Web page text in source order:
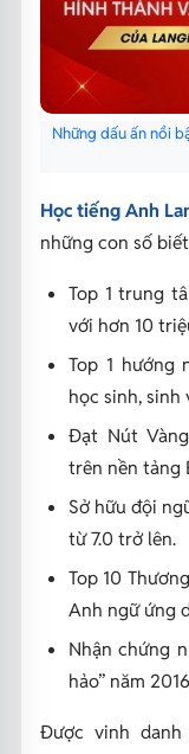
Những dấu ấn nổi
Học tiếng Anh
những con số
Top 1 trung
với hơn 10
Top 1 hướng
học sinh, sinh
Đạt Nút
trên nền tảng
Sở hữu đội
từ 7.0 trở lên.
Top 10
Anh ngữ ứng
Nhận chứng
hảo” năm
Được vinh danh